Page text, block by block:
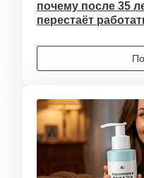
почему после 35
перестаёт